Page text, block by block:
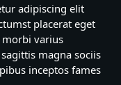
adipiscing elit
placerat eget
morbi varius
magna sociis
inceptos fames